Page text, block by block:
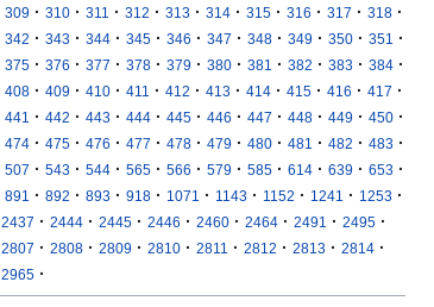
309 · 310 · 311 · 312 · 313 · 314 · 315 · 316 · 317 · 318 ·
342 · 343 · 344 · 345 · 346 · 347 · 348 · 349 · 350 · 351 ·
375 · 376 · 377 · 378 · 379 · 380 · 381 · 382 · 383 · 384 ·
408 · 409 · 410 · 411 · 412 · 413 · 414 · 415 · 416 · 417 ·
441 · 442 · 443 · 444 · 445 · 446 · 447 · 448 · 449 · 450 ·
474 · 475 · 476 · 477 · 478 · 479 · 480 · 481 · 482 · 483 ·
507 · 543 · 544 · 565 · 566 · 579 · 585 · 614 · 639 · 653 ·
891 · 892 · 893 · 918 · 1071 · 1143 · 1152 · 1241 · 1253 ·
2437 · 2444 · 2445 · 2446 · 2460 · 2464 · 2491 · 2495 ·
2807 · 2808 · 2809 · 2810 · 2811 · 2812 · 2813 · 2814 ·
2965 ·